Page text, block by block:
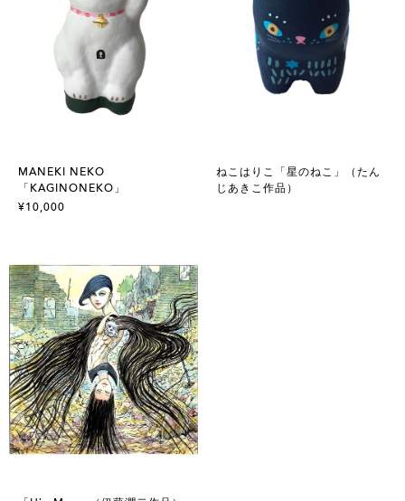
MANEKI NEKO
「KAGINONEKO」
¥10,000
ねこはりこ「星のねこ」（たん
じあきこ作品）